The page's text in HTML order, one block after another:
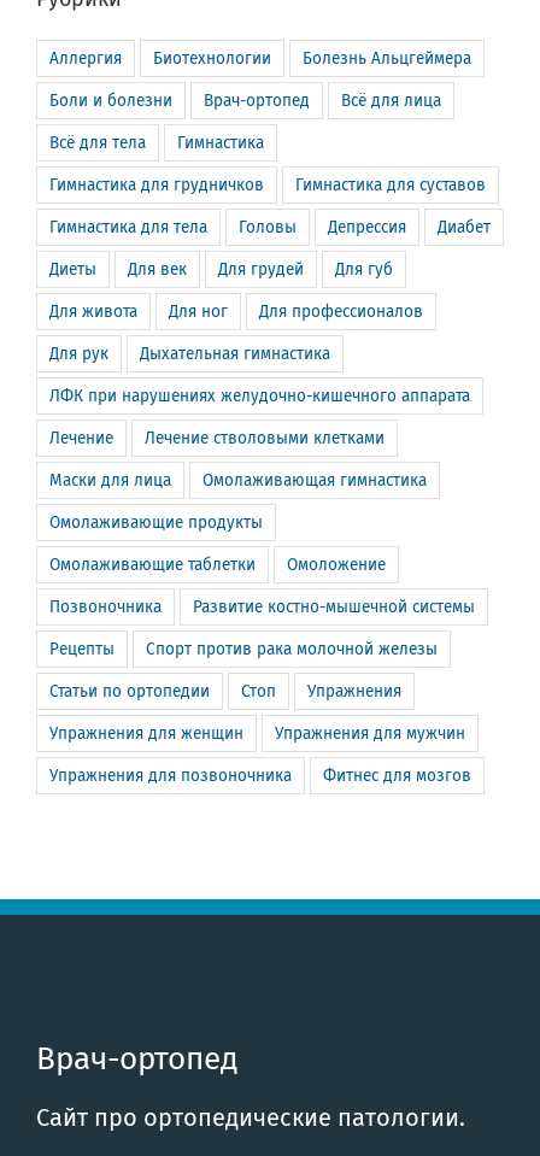
Аллергия Биотехнологии Болезнь Альцгеймера
Боли и болезни Врач-ортопед Всё для лица
Всё для тела Гимнастика
Гимнастика для грудничков Гимнастика для суставов
Гимнастика для тела Головы Депрессия Диабет
Диеты Для век Для грудей Для губ
Для живота Для ног Для профессионалов
Для рук Дыхательная гимнастика
ЛФК при нарушениях желудочно-кишечного аппарата
Лечение Лечение стволовыми клетками
Маски для лица Омолаживающая гимнастика
Омолаживающие продукты
Омолаживающие таблетки Омоложение
Позвоночника Развитие костно-мышечной системы
Рецепты Спорт против рака молочной железы
Статьи по ортопедии Стоп Упражнения
Упражнения для женщин Упражнения для мужчин
Упражнения для позвоночника Фитнес для мозгов
Врач-ортопед
Сайт про ортопедические патологии.